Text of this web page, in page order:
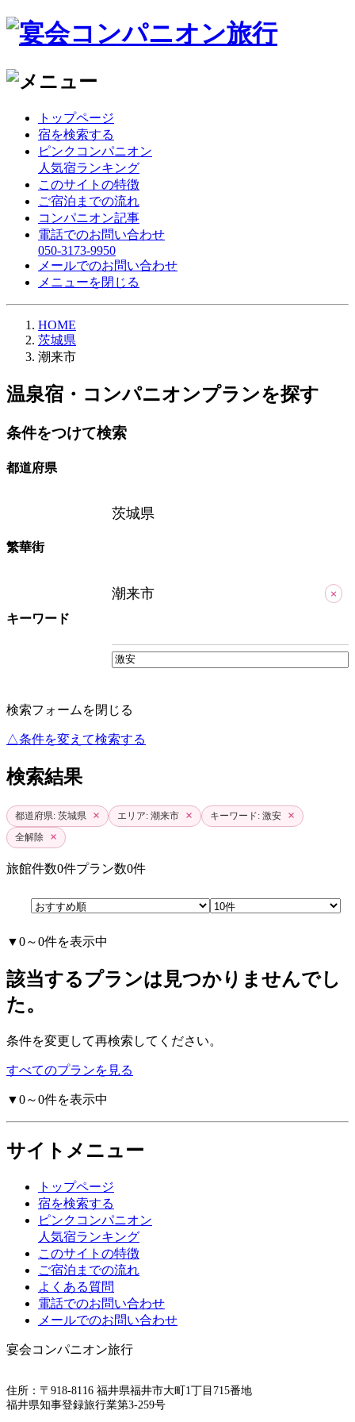
トップページ
宿を検索する
ピンクコンパニオン
人気宿ランキング
このサイトの特徴
ご宿泊までの流れ
コンパニオン記事
電話でのお問い合わせ
050-3173-9950
メールでのお問い合わせ
メニューを閉じる
HOME
茨城県
潮来市
温泉宿・コンパニオンプランを探す
条件をつけて検索
都道府県
茨城県
繁華街
潮来市 ×
キーワード
検索フォームを閉じる
△条件を変えて検索する
検索結果
都道府県: 茨城県 × エリア: 潮来市 × キーワード: 激安 ×
全解除 ×
旅館件数0件プラン数0件
▼0～0件を表示中
該当するプランは見つかりませんでし
た。
条件を変更して再検索してください。
すべてのプランを見る
▼0～0件を表示中
サイトメニュー
トップページ
宿を検索する
ピンクコンパニオン
人気宿ランキング
このサイトの特徴
ご宿泊までの流れ
よくある質問
電話でのお問い合わせ
メールでのお問い合わせ
宴会コンパニオン旅行
住所：〒918-8116 福井県福井市大町1丁目715番地
福井県知事登録旅行業第3-259号